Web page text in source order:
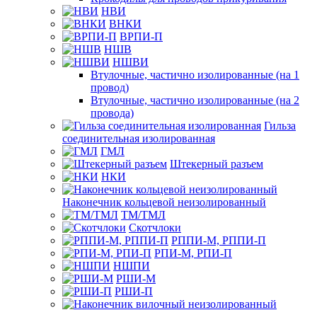
НВИ
ВНКИ
ВРПИ-П
НШВ
НШВИ
Втулочные, частично изолированные (на 1
провод)
Втулочные, частично изолированные (на 2
провода)
Гильза
соединительная изолированная
ГМЛ
Штекерный разъем
НКИ
Наконечник кольцевой неизолированный
ТМ/ТМЛ
Скотчлоки
РППИ-М, РППИ-П
РПИ-М, РПИ-П
НШПИ
РШИ-М
РШИ-П